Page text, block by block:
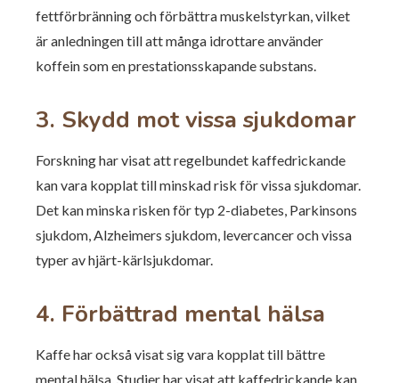
fettförbränning och förbättra muskelstyrkan, vilket
är anledningen till att många idrottare använder
koffein som en prestationsskapande substans.
3. Skydd mot vissa sjukdomar
Forskning har visat att regelbundet kaffedrickande
kan vara kopplat till minskad risk för vissa sjukdomar.
Det kan minska risken för typ 2-diabetes, Parkinsons
sjukdom, Alzheimers sjukdom, levercancer och vissa
typer av hjärt-kärlsjukdomar.
4. Förbättrad mental hälsa
Kaffe har också visat sig vara kopplat till bättre
mental hälsa. Studier har visat att kaffedrickande kan